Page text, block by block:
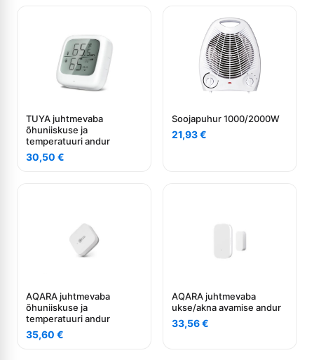
TUYA juhtmevaba
õhuniiskuse ja
temperatuuri andur
30,50 €
Soojapuhur 1000/2000W
21,93€
AQARA juhtmevaba
õhuniiskuse ja
temperatuuri andur
35,60 €
AQARA juhtmevaba
ukse/akna avamise andur
33,56€